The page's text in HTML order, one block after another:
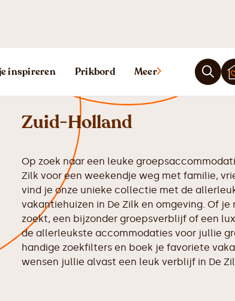
inspireren Prikbord Meer
Zuid-Holland
Op zoek naar een leuke
Zilk voor een weekendje weg met familie,
vind je onze unieke collectie met de
vakantiehuizen in De Zilk en omgeving. Of
zoekt, een bijzonder groepsverblijf of een
de allerleukste accommodaties voor jullie
handige zoekfilters en boek je favoriete
wensen jullie alvast een leuk verblijf in De